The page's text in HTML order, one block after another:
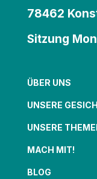
78462
Sitzung
ÜBER UNS
UNSERE
UNSERE
MACH MIT!
BLOG